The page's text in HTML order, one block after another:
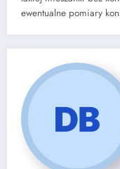
ewentualne pomiary